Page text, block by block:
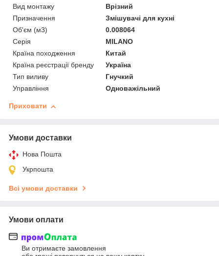
Вид монтажу
Врізний
Призначення
Змішувачі для кухні
Об'єм (м3)
0.008064
Серія
MILANO
Країна походження
Китай
Країна реєстрації бренду
Україна
Тип виливу
Гнучкий
Управління
Одноважільний
Приховати
Умови доставки
Нова Пошта
Укрпошта
Всі умови доставки
Умови оплати
Ви отримаєте замовлення